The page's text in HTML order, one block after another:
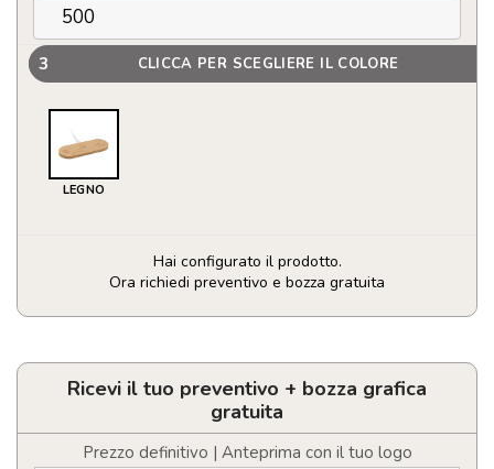
3 CLICCA PER SCEGLIERE IL COLORE
LEGNO
Hai configurato il prodotto.
Ora richiedi preventivo e bozza gratuita
Caricatore
personalizzabile
quantità
Ricevi il tuo preventivo + bozza grafica
gratuita
Prezzo definitivo | Anteprima con il tuo logo